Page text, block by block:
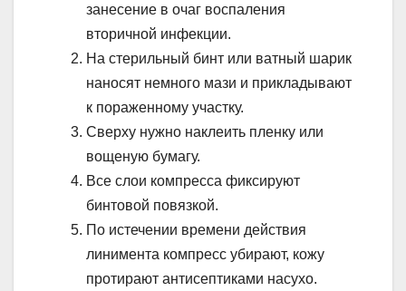
занесение в очаг воспаления
вторичной инфекции.
На стерильный бинт или ватный шарик
наносят немного мази и прикладывают
к пораженному участку.
Сверху нужно наклеить пленку или
вощеную бумагу.
Все слои компресса фиксируют
бинтовой повязкой.
По истечении времени действия
линимента компресс убирают, кожу
протирают антисептиками насухо.